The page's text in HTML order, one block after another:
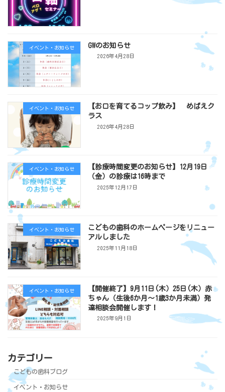
イベント・お知らせ GWのお知らせ
2026年4月28日
イベント・お知らせ
【お口を育てるコップ飲み】 めばえク
ラス
2026年4月28日
イベント・お知らせ
【診療時間変更のお知らせ】12月19日
（金）の診療は16時まで
2025年12月17日
イベント・お知らせ
こどもの歯科のホームページをリニュー
アルしました
2025年11月18日
イベント・お知らせ
【開催終了】9月11日(木）25日(木）赤
ちゃん（生後6か月～1歳3か月未満）発
達相談会開催します！
2025年9月1日
カテゴリー
こどもの歯科ブログ
イベント・お知らせ